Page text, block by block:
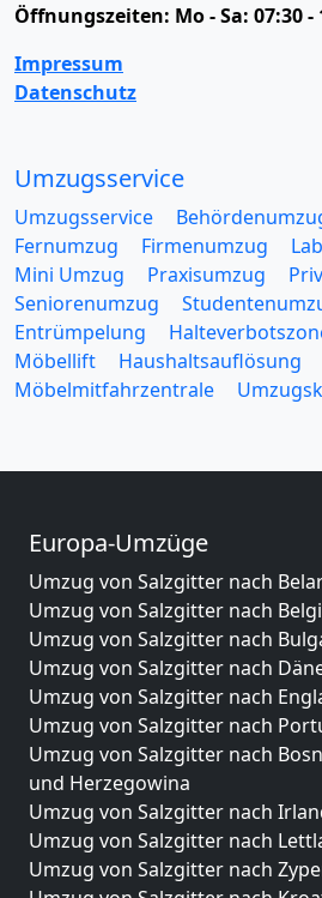
Öffnungszeiten: Mo - Sa: 07:30
Impressum
Datenschutz
Umzugsservice
Umzugsservice
Fernumzug
Firmenumzug
Mini Umzug
Praxisumzug
Seniorenumzug
Entrümpelung
Möbellift
Haushaltsauflösung
Möbelmitfahrzentrale
Europa-Umzüge
Umzug von Salzgitter nach
Umzug von Salzgitter nach
Umzug von Salzgitter nach
Umzug von Salzgitter nach
Umzug von Salzgitter nach
Umzug von Salzgitter nach
Umzug von Salzgitter nach
und Herzegowina
Umzug von Salzgitter nach
Umzug von Salzgitter nach
Umzug von Salzgitter nach